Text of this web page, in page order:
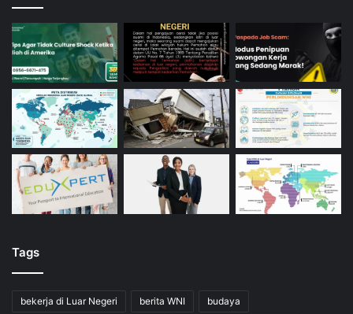
Tags
bekerja di Luar Negeri berita WNI budaya